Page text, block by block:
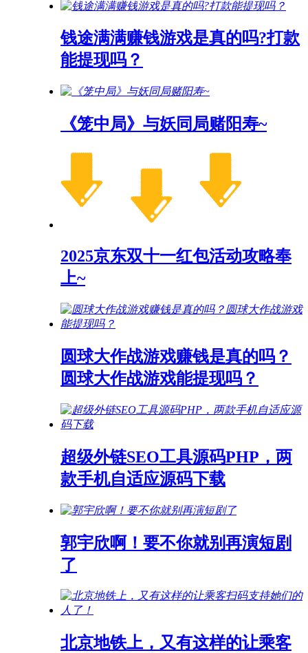
钱途满满赚钱游戏是真的吗?打款
能提现吗？
《笼中局》与妖同局赌阳寿~
2025京东双十一红包活动攻略奉
上~
圆球大作战游戏赚钱是真的吗？
圆球大作战游戏能提现吗？
超级外链SEO工具源码PHP，两
款手机自适应源码下载
郭宇欣啊！要不你就别再演短剧
了
北京地铁上，又有这样的让乘客